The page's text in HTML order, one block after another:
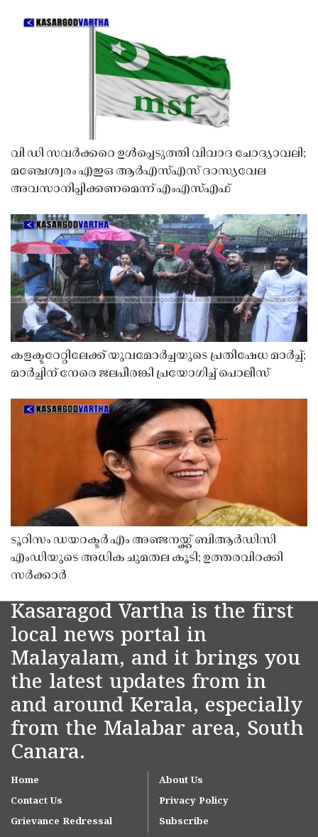
വി ഡി സവർക്കറെ ഉൾപ്പെടുത്തി വിവാദ ചോദ്യാവലി;
മഞ്ചേശ്വരം എഇഒ ആർഎസ്എസ് ദാസ്യവേല
അവസാനിപ്പിക്കണമെന്ന് എംഎസ്എഫ്
കളക്ടറേറ്റിലേക്ക് യുവമോർച്ചയുടെ പ്രതിഷേധ മാർച്ച്;
മാർച്ചിന് നേരെ ജലപീരങ്കി പ്രയോഗിച്ച് പൊലീസ്
ടൂറിസം ഡയറക്ടർ എം അഞ്ജനയ്ക്ക് ബിആർഡിസി
എംഡിയുടെ അധിക ചുമതല കൂടി; ഉത്തരവിറക്കി
സർക്കാർ
Kasaragod Vartha is the first
local news portal in
Malayalam, and it brings you
the latest updates from in
and around Kerala, especially
from the Malabar area, South
Canara.
Home
About Us
Contact Us
Privacy Policy
Grievance Redressal
Subscribe